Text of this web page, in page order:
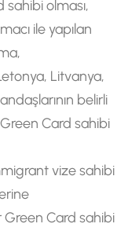
sahibi olması,
ile yapılan
Litvanya,
belirli
Card sahibi
vize sahibi
Card sahibi